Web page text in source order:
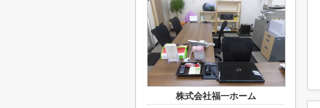
株式会社福一ホーム